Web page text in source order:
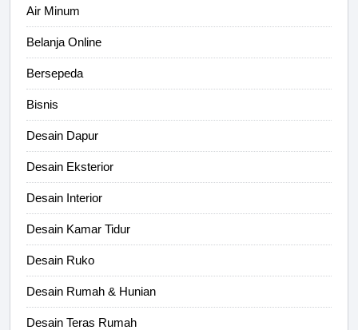
Air Minum
Belanja Online
Bersepeda
Bisnis
Desain Dapur
Desain Eksterior
Desain Interior
Desain Kamar Tidur
Desain Ruko
Desain Rumah & Hunian
Desain Teras Rumah